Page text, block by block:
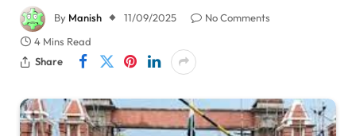
By Manish 11/09/2025
No Comments
4 Mins Read
Share